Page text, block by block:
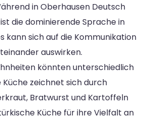
in Oberhausen Deutsch
die dominierende Sprache in
kann sich auf die Kommunikation
auswirken.
könnten unterschiedlich
Küche zeichnet sich durch
Bratwurst und Kartoffeln
Küche für ihre Vielfalt an